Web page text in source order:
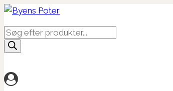
Fortsæt
til
indhold
Products
search